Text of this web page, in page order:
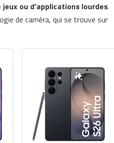
ou d’applications lourdes.
de caméra, qui se trouve sur